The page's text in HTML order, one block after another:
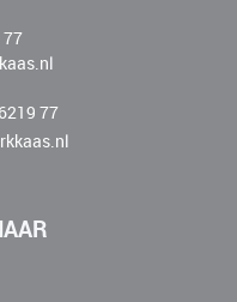
77
77